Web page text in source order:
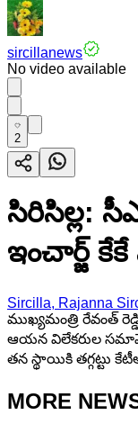
sircillanews
No video available
2
సిరిసిల్ల:
ఇంచార్జ్
Sircilla, Rajanna
ముఖ్యమంత్రి రేవంత్
ఆయన విలేకరుల
తన స్థాయికి తగ్గట్టు
MORE